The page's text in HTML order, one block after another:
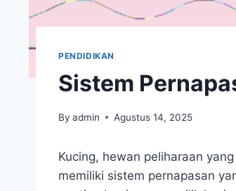
PENDIDIKAN
Sistem
By admin Agustus 14, 2025
Kucing, hewan peliharaan
memiliki sistem pernapasan